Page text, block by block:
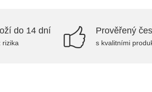
do 14 dní
rizika
Prověřený
s kvalitními